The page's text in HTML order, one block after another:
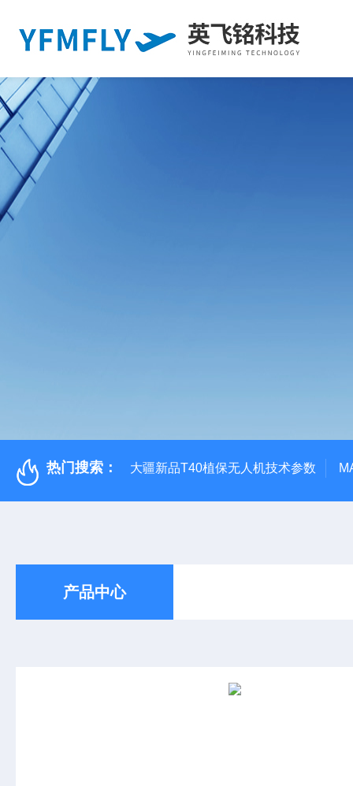
热门搜索： 大疆新品T40植保无人机技术参数
产品中心